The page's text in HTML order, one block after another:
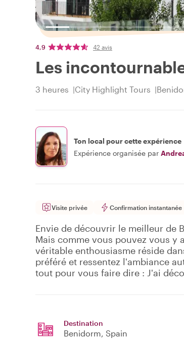
4,9 42 avis
Les
3 heures City Highlight Tours
Ton local pour cette expérience
Expérience organisée par
Visite privée Confirmation instantanée
Envie de découvrir le meilleur de
Mais comme vous pouvez vous y
véritable enthousiasme réside
préféré et ressentez l'ambiance
tout pour vous faire dire : J'ai
Destination
Benidorm, Spain